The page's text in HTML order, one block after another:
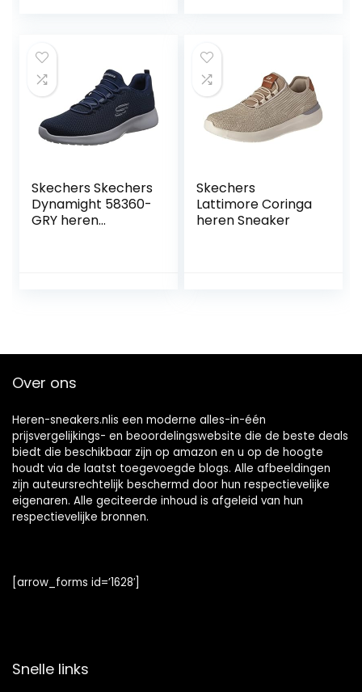
Skechers Skechers
Dynamight 58360-
GRY heren
Skechers
Lattimore Coringa
heren Sneaker
Over ons
Heren-sneakers.nlis een moderne alles-in-één
prijsvergelijkings- en beoordelingswebsite die de beste deals
biedt die beschikbaar zijn op amazon en u op de hoogte
houdt via de laatst toegevoegde blogs. Alle afbeeldingen
zijn auteursrechtelijk beschermd door hun respectievelijke
eigenaren. Alle geciteerde inhoud is afgeleid van hun
respectievelijke bronnen.
[arrow_forms id=’1628′]
Snelle links